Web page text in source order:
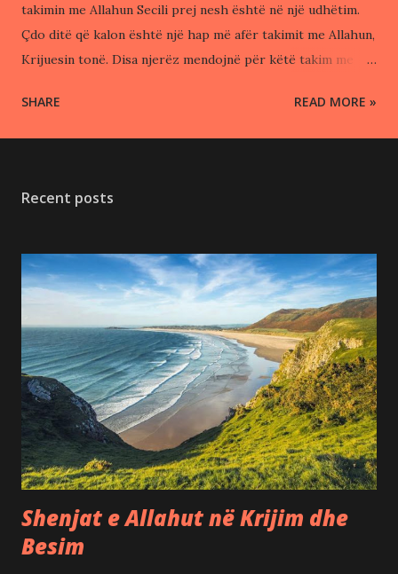
takimin me Allahun Secili prej nesh është në një udhëtim.
Çdo ditë që kalon është një hap më afër takimit me Allahun,
Krijuesin tonë. Disa njerëz mendojnë për këtë takim me
mëson një rrugë tjetër: të përgatitemi me shpresë, me
Tij. Allahu i Lartësuar thotë: "Dhe Unë nuk i krijova xhinët
Edh-Dharijat 51:56) Kur e kuptojmë këtë, jeta merr një
kuptim më të thellë. Çdo namaz, çdo fjalë e mirë, çdo
buzëqeshje dhe çdo durim bëhet pjesë e përgatitjes sonë
për takimin më të rëndësishëm. Takimi me Allahun është
një premtim i sigurt Asnjë njeri nuk e di se kur do të
largohet nga kjo botë. I riu dhe i moshuari, i pasuri dhe i
varfri, të gjithë ec...
SHARE READ MORE »
Recent posts
Shenjat e Allahut në Krijim dhe
Besim